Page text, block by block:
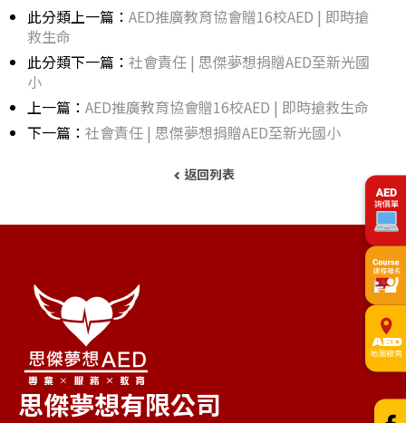
此分類上一篇： AED推廣教育協會贈16校AED | 即時搶
救生命
此分類下一篇： 社會責任 | 思傑夢想捐贈AED至新光國
小
上一篇： AED推廣教育協會贈16校AED | 即時搶救生命
下一篇： 社會責任 | 思傑夢想捐贈AED至新光國小
返回列表
思傑夢想有限公司